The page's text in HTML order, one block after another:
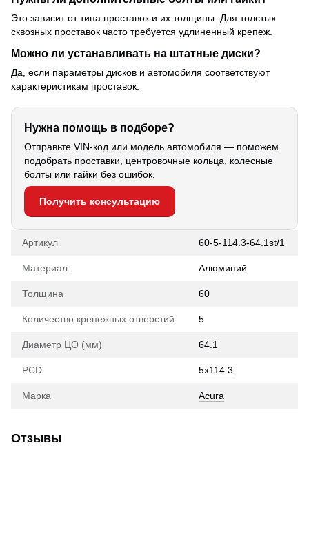
Это зависит от типа проставок и их толщины. Для толстых
сквозных проставок часто требуется удлиненный крепеж.
Можно ли устанавливать на штатные диски?
Да, если параметры дисков и автомобиля соответствуют
характеристикам проставок.
Нужна помощь в подборе?
Отправьте VIN-код или модель автомобиля — поможем
подобрать проставки, центровочные кольца, колесные
болты или гайки без ошибок.
Получить консультацию
Артикул 60-5-114.3-64.1st/1
Материал Алюминий
Толщина 60
Количество крепежных отверстий 5
Диаметр ЦО (мм) 64.1
PCD 5x114.3
Марка Acura
Отзывы